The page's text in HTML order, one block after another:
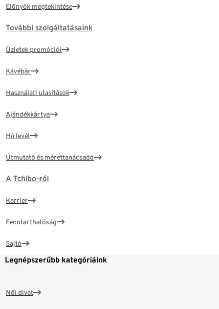
Előnyök megtekintése
További szolgáltatásaink
Üzletek promóciói
Kávébár
Használati utasítások
Ajándékkártya
Hírlevél
Útmutató és mérettanácsadó
A Tchibo-ról
Karrier
Fenntarthatóság
Sajtó
Legnépszerűbb kategóriáink
Női divat